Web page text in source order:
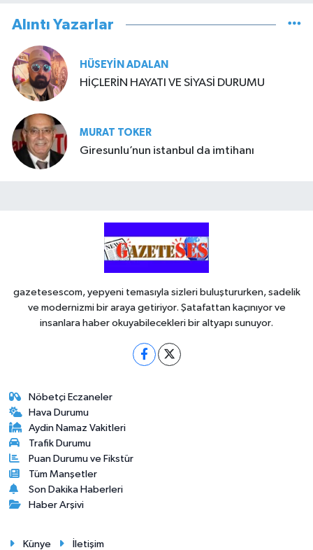
Alıntı Yazarlar
HÜSEYIN ADALAN
HİÇLERİN HAYATI VE SİYASİ DURUMU
MURAT TOKER
Giresunlu’nun istanbul da imtihanı
gazetesescom, yepyeni temasıyla sizleri buluştururken, sadelik
ve modernizmi bir araya getiriyor. Şatafattan kaçınıyor ve
insanlara haber okuyabilecekleri bir altyapı sunuyor.
Nöbetçi Eczaneler
Hava Durumu
Aydin Namaz Vakitleri
Trafik Durumu
Puan Durumu ve Fikstür
Tüm Manşetler
Son Dakika Haberleri
Haber Arşivi
Künye İletişim